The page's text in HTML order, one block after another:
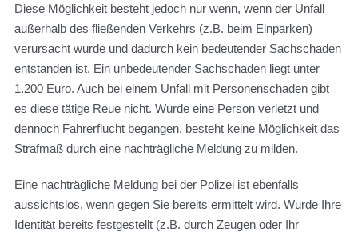
Diese Möglichkeit besteht jedoch nur wenn, wenn der Unfall
außerhalb des fließenden Verkehrs (z.B. beim Einparken)
verursacht wurde und dadurch kein bedeutender Sachschaden
entstanden ist. Ein unbedeutender Sachschaden liegt unter
1.200 Euro. Auch bei einem Unfall mit Personenschaden gibt
es diese tätige Reue nicht. Wurde eine Person verletzt und
dennoch Fahrerflucht begangen, besteht keine Möglichkeit das
Strafmaß durch eine nachträgliche Meldung zu milden.
Eine nachträgliche Meldung bei der Polizei ist ebenfalls
aussichtslos, wenn gegen Sie bereits ermittelt wird. Wurde Ihre
Identität bereits festgestellt (z.B. durch Zeugen oder Ihr